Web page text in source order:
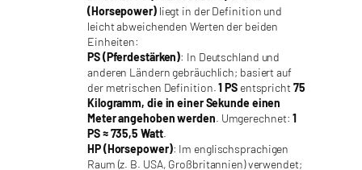
(Horsepower)liegt in der Definition und
leicht abweichenden Werten der beiden
Einheiten:
PS (Pferdestärken): In Deutschland und
anderen Ländern gebräuchlich; basiert auf
der metrischen Definition.1 PSentspricht 75
Kilogramm, die in einer Sekunde einen
Meter angehoben werden. Umgerechnet:1
PS ≈ 735,5 Watt.
HP (Horsepower): Im englischsprachigen
Raum (z. B. USA, Großbritannien) verwendet;